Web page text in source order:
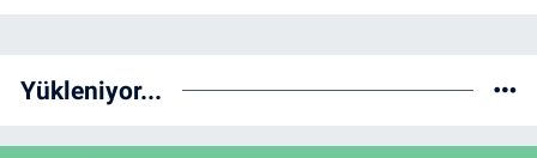
Yükleniyor...